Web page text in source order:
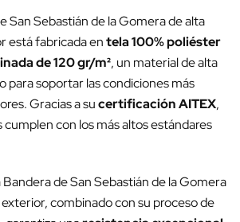
San Sebastián de la Gomera de alta
está fabricada entela 100% poliéster
de 120 gr/m², un material de alta
para soportar las condiciones más
Gracias a sucertificación AITEX,
con los más altos estándares
de San Sebastián de la Gomera
combinado con su proceso de